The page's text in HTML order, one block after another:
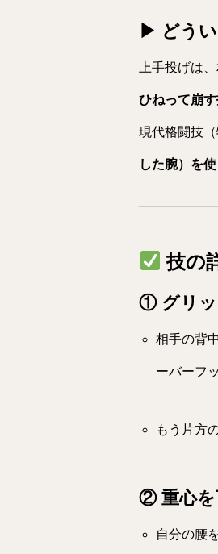
▶ どう
上手投げは
ひねって崩
現代格闘技
した腕）を
技の
① グリ
相手の背
ーバーフ
もう片方
② 重心
自分の腰